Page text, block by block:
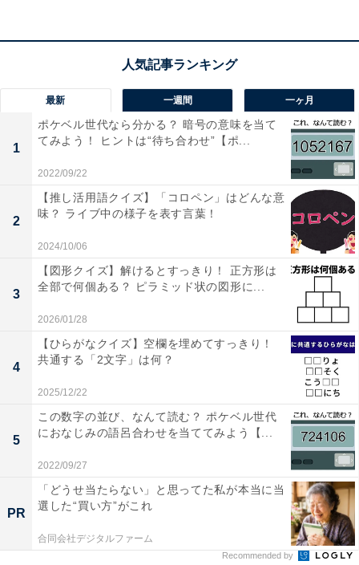
1 2
最新 一週間 一ヶ月
1
ポケベル世代なら分かる？ 暗号の意味を当て
てみよう！ ヒントは“待ち合わせ”【ポ...
2022/09/22
2
【推し活用語クイズ】「コロペン」はどんな意
味？ ライブ中の様子を表す言葉！
2024/10/06
3
【図形クイズ】解けるとすっきり！ 正方形は
全部で何個ある？ ピラミッド状の図形に...
2026/01/28
4
【ひらがなクイズ】空欄を埋めてすっきり！
共通する「2文字」は何？
2025/12/22
5
この数字の並び、なんて読む？ ポケベル世代
におなじみの語呂合わせを当ててみよう【...
2022/09/27
PR
「どうせ当たらない」と思ってた私が本当に当
選した“買い方”がこれ
合同会社デジタルファーム
Recommended by